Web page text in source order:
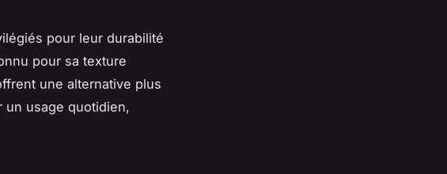
pour leur durabilité
pour sa texture
une alternative plus
un usage quotidien,